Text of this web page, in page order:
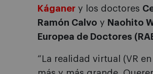
Káganer y los doctores
Ramón Calvo y Naohito
Europea de Doctores
“La realidad virtual (VR